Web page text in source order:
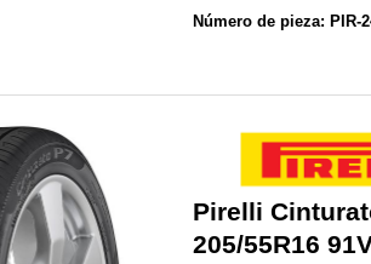
Número de pieza: PIR-
Pirelli
205/55R16